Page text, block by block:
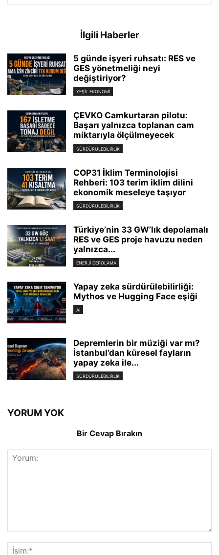
İlgili Haberler
5 günde işyeri ruhsatı: RES ve
GES yönetmeliği neyi
değiştiriyor?
YEŞIL EKONOMI
ÇEVKO Camkurtaran pilotu:
Başarı yalnızca toplanan cam
miktarıyla ölçülmeyecek
SÜRDÜRÜLEBILIRLIK
COP31 İklim Terminolojisi
Rehberi: 103 terim iklim dilini
ekonomik meseleye taşıyor
SÜRDÜRÜLEBILIRLIK
Türkiye’nin 33 GW’lık depolamalı
RES ve GES proje havuzu neden
yalnızca...
ENERJI DEPOLAMA
Yapay zeka sürdürülebilirliği:
Mythos ve Hugging Face eşiği
AI
Depremlerin bir müziği var mı?
İstanbul’dan küresel fayların
yapay zeka ile...
SÜRDÜRÜLEBILIRLIK
YORUM YOK
Bir Cevap Bırakın